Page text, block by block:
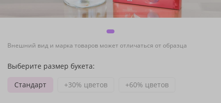
Внешний вид и марка товаров может отличаться от образца
Выберите размер букета:
Стандарт
+30% цветов +60% цветов